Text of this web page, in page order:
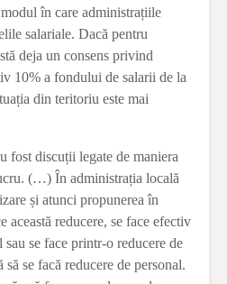
în care administrațiile
salariale. Dacă pentru
deja un consens privind
10% a fondului de salarii de la
din teritoriu este mai
fost discuții legate de maniera
(…) În administrația locală
și atunci propunerea în
această reducere, se face efectiv
se face printr-o reducere de
se facă reducere de personal.